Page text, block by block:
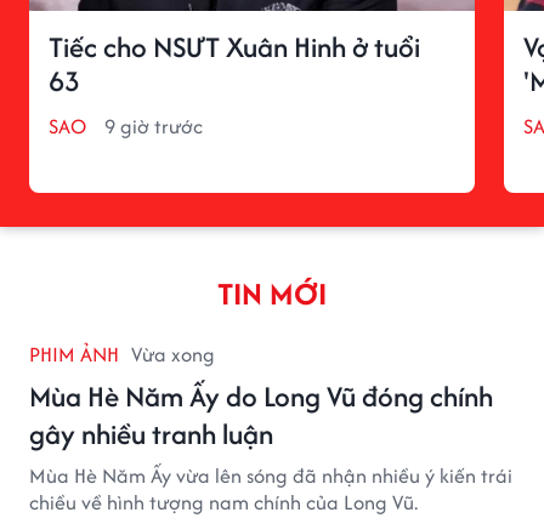
Tiếc cho NSƯT Xuân Hinh ở tuổi
63
SAO 9 giờ trước
TIN MỚI
PHIM ẢNH Vừa xong
Mùa Hè Năm Ấy do Long Vũ đóng chính
gây nhiều tranh luận
Mùa Hè Năm Ấy vừa lên sóng đã nhận nhiều ý kiến trái
chiều về hình tượng nam chính của Long Vũ.